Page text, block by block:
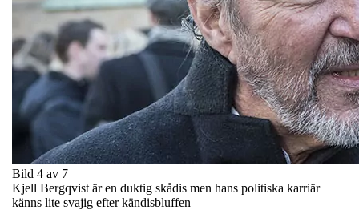
Bild 4 av 7
Kjell Bergqvist är en duktig skådis men hans politiska karriär
känns lite svajig efter kändisbluffen